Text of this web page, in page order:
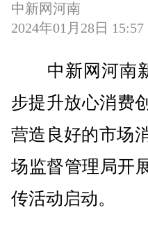
中新网河南
2024年01月28日 15:57
中新网河南新
步提升放心消费
营造良好的市场
场监督管理局开
传活动启动。